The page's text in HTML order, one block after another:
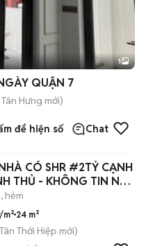
1
QUẬN 7
Tân Hưng mới)
để hiện số Chat
CÓ SHR #2TỶ CẠNH
THỦ - KHÔNG TIN NỔI
hẻm
24 m²
Tân Thới Hiệp mới)